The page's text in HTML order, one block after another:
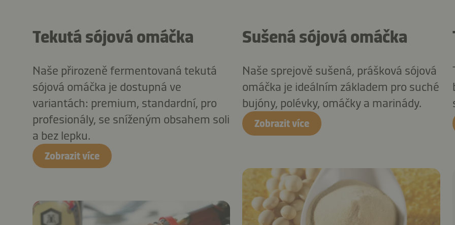
Tekutá sójová omáčka
Naše přirozeně fermentovaná tekutá
sójová omáčka je dostupná ve
variantách: premium, standardní, pro
profesionály, se sníženým obsahem soli
a bez lepku.
Zobrazit více
Sušená sójová omáčka
Naše sprejově sušená, prášková sójová
omáčka je ideálním základem pro suché
bujóny, polévky, omáčky a marinády.
Zobrazit více